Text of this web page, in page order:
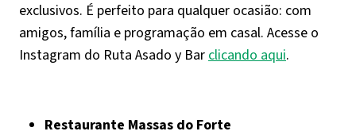
exclusivos. É perfeito para qualquer ocasião: com
amigos, família e programação em casal. Acesse o
Instagram do Ruta Asado y Barclicando aqui.
Restaurante Massas do Forte